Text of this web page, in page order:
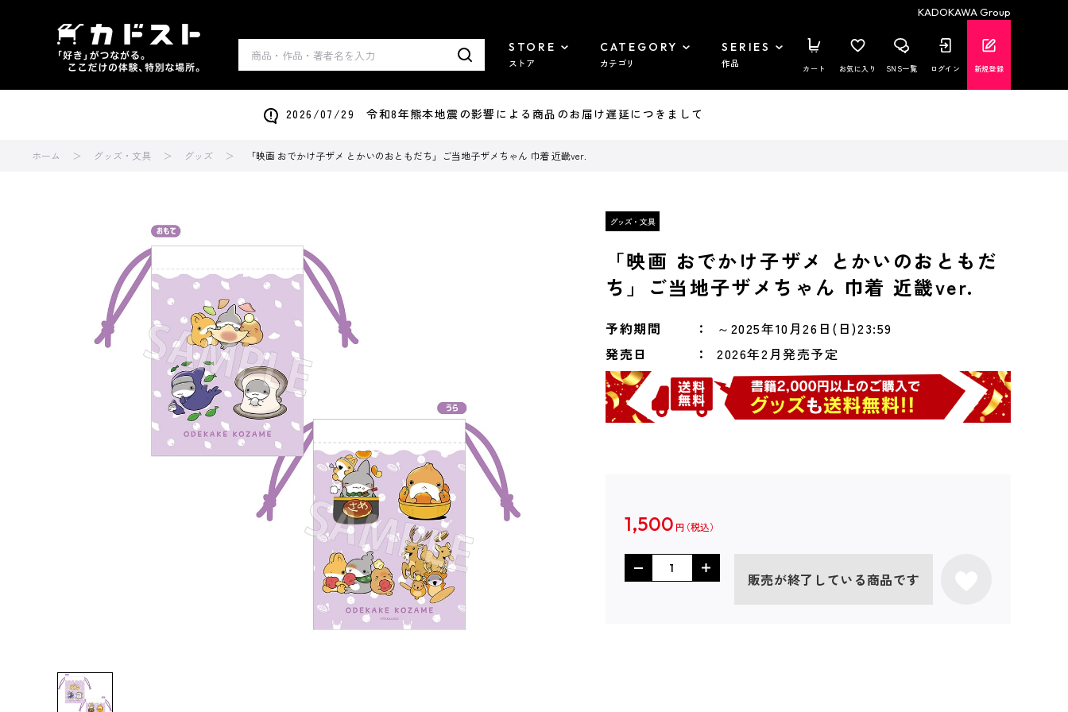
KADOKAWA Group
STORE
ストア
CATEGORY
カテゴリ
SERIES
作品 カート お気に入り SNS一覧 ログイン 新規登録
2026/07/29 令和8年熊本地震の影響による商品のお届け遅延につきまして
ホーム グッズ・文具 グッズ 「映画 おでかけ子ザメ とかいのおともだち」ご当地子ザメちゃん 巾着 近畿ver.
「映画 おでかけ子ザメ とかいのおともだ
ち」ご当地子ザメちゃん 巾着 近畿ver.
予約期間
～2025年10月26日(日)23:59
発売日
2026年2月発売予定
1,500 円
販売が終了している商品です